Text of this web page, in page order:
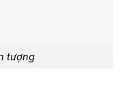
tượng